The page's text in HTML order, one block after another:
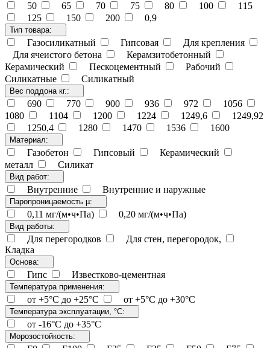
50 65 70 75 80 100
115
125
150 200 0,9
Тип товара:
Газосиликатный Гипсовая
Для крепления
Для ячеистого бетона
Керамзитобетонный
Керамический
Пескоцементный
Рабочий
Силикатные
Силикатный
Вес поддона кг.:
690 770 900 936 972
1056
1080
1104 1200 1224 1249,6
1249,92
1250,4
1280 1470 1536 1600
Материал:
Газобетон Гипсовый
Керамический
металл
Силикат
Вид работ:
Внутренние Внутренние и наружные
Паропроницаемость µ:
0,11 мг/(м•ч•Па) 0,20 мг/(м•ч•Па)
Вид работы:
Для перегородков
Для стен, перегородок,
Кладка
Основа:
Гипс Известково-цементная
Температура применения:
от +5°C до +25°C от +5°C до +30°C
Температура эксплуатации, °С:
от -16°C до +35°C
Морозостойкость: